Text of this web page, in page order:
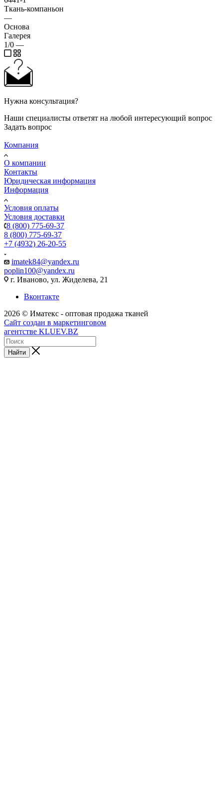
Ткань-компаньон
—
Основа
Галерея
1/0 —
Нужна консультация?
Наши специалисты ответят на любой интересующий вопрос
Задать вопрос
Компания
О компании
Контакты
Юридическая информация
Информация
Условия оплаты
Условия доставки
8 (800) 775-69-37
8 (800) 775-69-37
+7 (4932) 26-20-55
imatek84@yandex.ru
poplin100@yandex.ru
г. Иваново, ул. Жиделева, 21
Вконтакте
2026 © Иматекс - оптовая продажа тканей
Сайт создан в маркетинговом
агентстве KLUEV.BZ
Найти